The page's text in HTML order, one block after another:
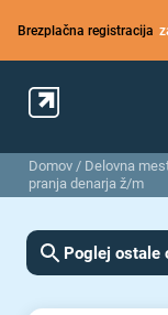
Brezplačna registracija
Domov / Delovna
pranja denarja ž/m
Poglej ostale